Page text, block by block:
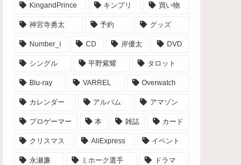
KingandPrince キンプリ 買い物
神宮寺勇太 予約 グッズ
Number_i CD 岸優太 DVD
シングル 平野紫耀 タロット
Blu-ray VARREL Overwatch
カレンダー アルバム アマゾン
プロゲーマー 本 雑誌 カード
クリスマス AliExpress イベント
永瀬廉 ミホーク選手 ドラマ